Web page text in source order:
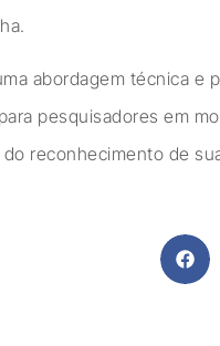
abordagem técnica e
pesquisadores em
do reconhecimento de